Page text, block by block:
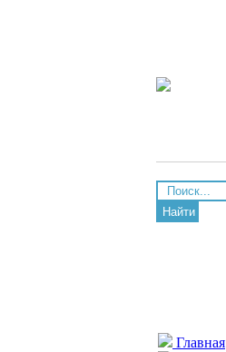
Найти
Главная